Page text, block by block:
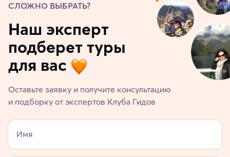
СЛОЖНО ВЫБРАТЬ?
Наш эксперт
подберет туры
для вас
Оставьте заявку и получите консультацию
и подборку от экспертов Клуба Гидов
Имя